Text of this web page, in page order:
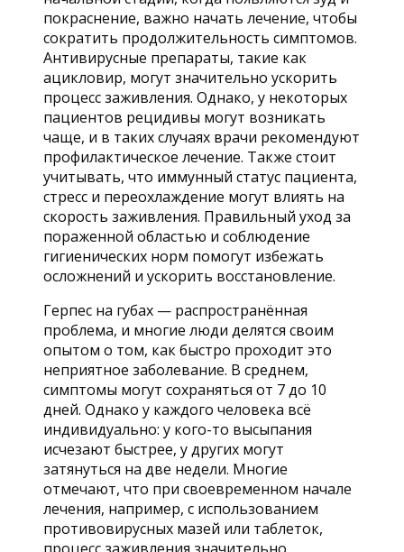
покраснение, важно начать лечение, чтобы
сократить продолжительность симптомов.
Антивирусные препараты, такие как
ацикловир, могут значительно ускорить
процесс заживления. Однако, у некоторых
пациентов рецидивы могут возникать
чаще, и в таких случаях врачи рекомендуют
профилактическое лечение. Также стоит
учитывать, что иммунный статус пациента,
стресс и переохлаждение могут влиять на
скорость заживления. Правильный уход за
пораженной областью и соблюдение
гигиенических норм помогут избежать
осложнений и ускорить восстановление.
Герпес на губах — распространённая
проблема, и многие люди делятся своим
опытом о том, как быстро проходит это
неприятное заболевание. В среднем,
симптомы могут сохраняться от 7 до 10
дней. Однако у каждого человека всё
индивидуально: у кого-то высыпания
исчезают быстрее, у других могут
затянуться на две недели. Многие
отмечают, что при своевременном начале
лечения, например, с использованием
противовирусных мазей или таблеток,